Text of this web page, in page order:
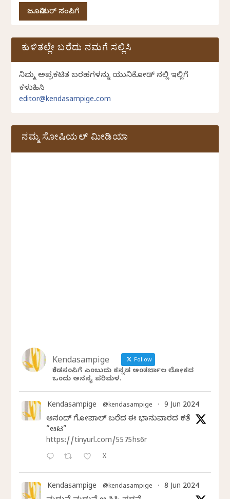
ಜೂನಿಯರ್ ಸಂಪಿಗೆ
ಕುಳಿತಲ್ಲೇ ಬರೆದು ನಮಗೆ ಸಲ್ಲಿಸಿ
ನಿಮ್ಮ ಅಪ್ರಕಟಿತ ಬರಹಗಳನ್ನು ಯುನಿಕೋಡ್ ನಲ್ಲಿ ಇಲ್ಲಿಗೆ
ಕಳುಹಿಸಿ
editor@kendasampige.com
ನಮ್ಮ ಸೋಷಿಯಲ್‌ ಮೀಡಿಯಾ
Kendasampige Follow
ಕೆಂಡಸಂಪಿಗೆ ಎಂಬುದು ಕನ್ನಡ ಅಂತರ್ಜಾಲ ಲೋಕದ
ಒಂದು ಅನನ್ಯ ಪರಿಮಳ.
Kendasampige @kendasampige · 9 Jun 2024
ಆನಂದ್‌ ಗೋಪಾಲ್‌ ಬರೆದ ಈ ಭಾನುವಾರದ ಕತೆ
“ಆಟ”
https://tinyurl.com/5575hs6r
X
Kendasampige @kendasampige · 8 Jun 2024